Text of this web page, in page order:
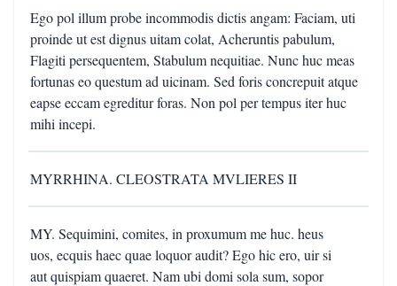
Ego pol illum probe incommodis dictis angam: Faciam, uti
proinde ut est dignus uitam colat, Acheruntis pabulum,
Flagiti persequentem, Stabulum nequitiae. Nunc huc meas
fortunas eo questum ad uicinam. Sed foris concrepuit atque
eapse eccam egreditur foras. Non pol per tempus iter huc
mihi incepi.
MYRRHINA. CLEOSTRATA MVLIERES II
MY. Sequimini, comites, in proxumum me huc. heus
uos, ecquis haec quae loquor audit? Ego hic ero, uir si
aut quispiam quaeret. Nam ubi domi sola sum, sopor